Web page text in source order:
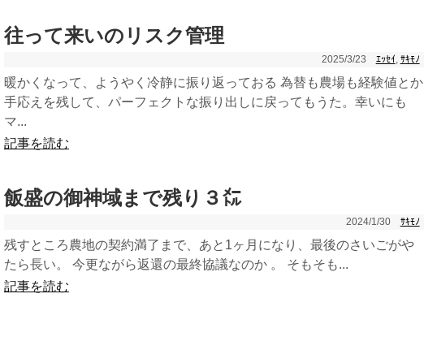
往って来いのリスク管理
2025/3/23 ｴｯｾｲ, ｻｷﾓﾉ
暖かくなって、ようやく冷静に振り返っておる 為替も農場も経験値とか
手応えを残して、パーフェクトな振り出しに戻ってもうた。幸いにも
マ...
記事を読む
飯盛の御神域まで残り３㍍
2024/1/30 ｻｷﾓﾉ
残すところ農地の契約満了まで、あと1ヶ月になり、最後のさいごがや
たら長い。 今更ながら返還の最終協議なのか 。 そもそも...
記事を読む